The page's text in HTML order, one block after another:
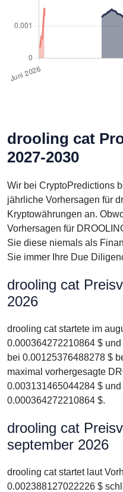
drooling cat
2027-2030
Wir bei CryptoPredictions
jährliche Vorhersagen für
Kryptowährungen an.
Vorhersagen für
Sie diese niemals als
Sie immer Ihre Due
drooling cat
2026
drooling cat startete im
0.000364272210864 $
bei 0.00125376488278 $
maximal vorhergesagte
0.003131465044284 $
0.000364272210864 $.
drooling cat
september 2026
drooling cat startet laut
0.002388127022226 $